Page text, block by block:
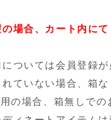
場合、カート内に
ついては会員登録が
ていない場合、箱
の場合、箱無しでの